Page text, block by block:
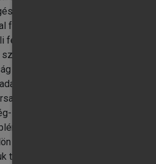
bemutató monográfiája a
foglalkozik, az egészéggel,
fel, kiegészítve azt a témával
monográfiában
szerint reprezentatív
is kiegészülnek, így
változások hatásainak
és egészségmutatók és azok
jellemző specifikus,
erőssége, hogy számos
tehát a könyvet az